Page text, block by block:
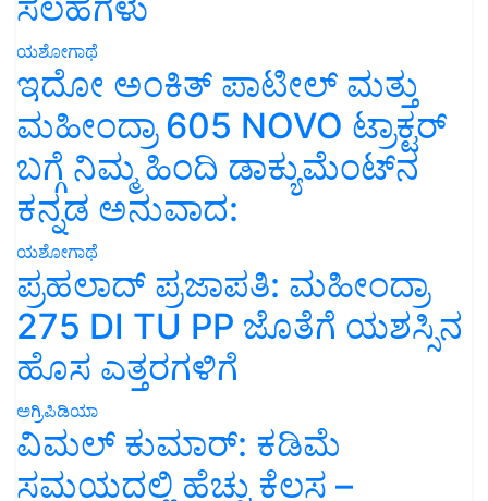
ಯಶೋಗಾಥೆ
ಇದೋ ಅಂಕಿತ್ ಪಾಟೀಲ್ ಮತ್ತು
ಮಹೀಂದ್ರಾ 605 NOVO ಟ್ರಾಕ್ಟರ್
ಬಗ್ಗೆ ನಿಮ್ಮ ಹಿಂದಿ ಡಾಕ್ಯುಮೆಂಟ್‌ನ
ಕನ್ನಡ ಅನುವಾದ:
ಯಶೋಗಾಥೆ
ಪ್ರಹಲಾದ್ ಪ್ರಜಾಪತಿ: ಮಹೀಂದ್ರಾ
275 DI TU PP ಜೊತೆಗೆ ಯಶಸ್ಸಿನ
ಹೊಸ ಎತ್ತರಗಳಿಗೆ
ಅಗ್ರಿಪಿಡಿಯಾ
ವಿಮಲ್ ಕುಮಾರ್: ಕಡಿಮೆ
ಸಮಯದಲ್ಲಿ ಹೆಚ್ಚು ಕೆಲಸ –